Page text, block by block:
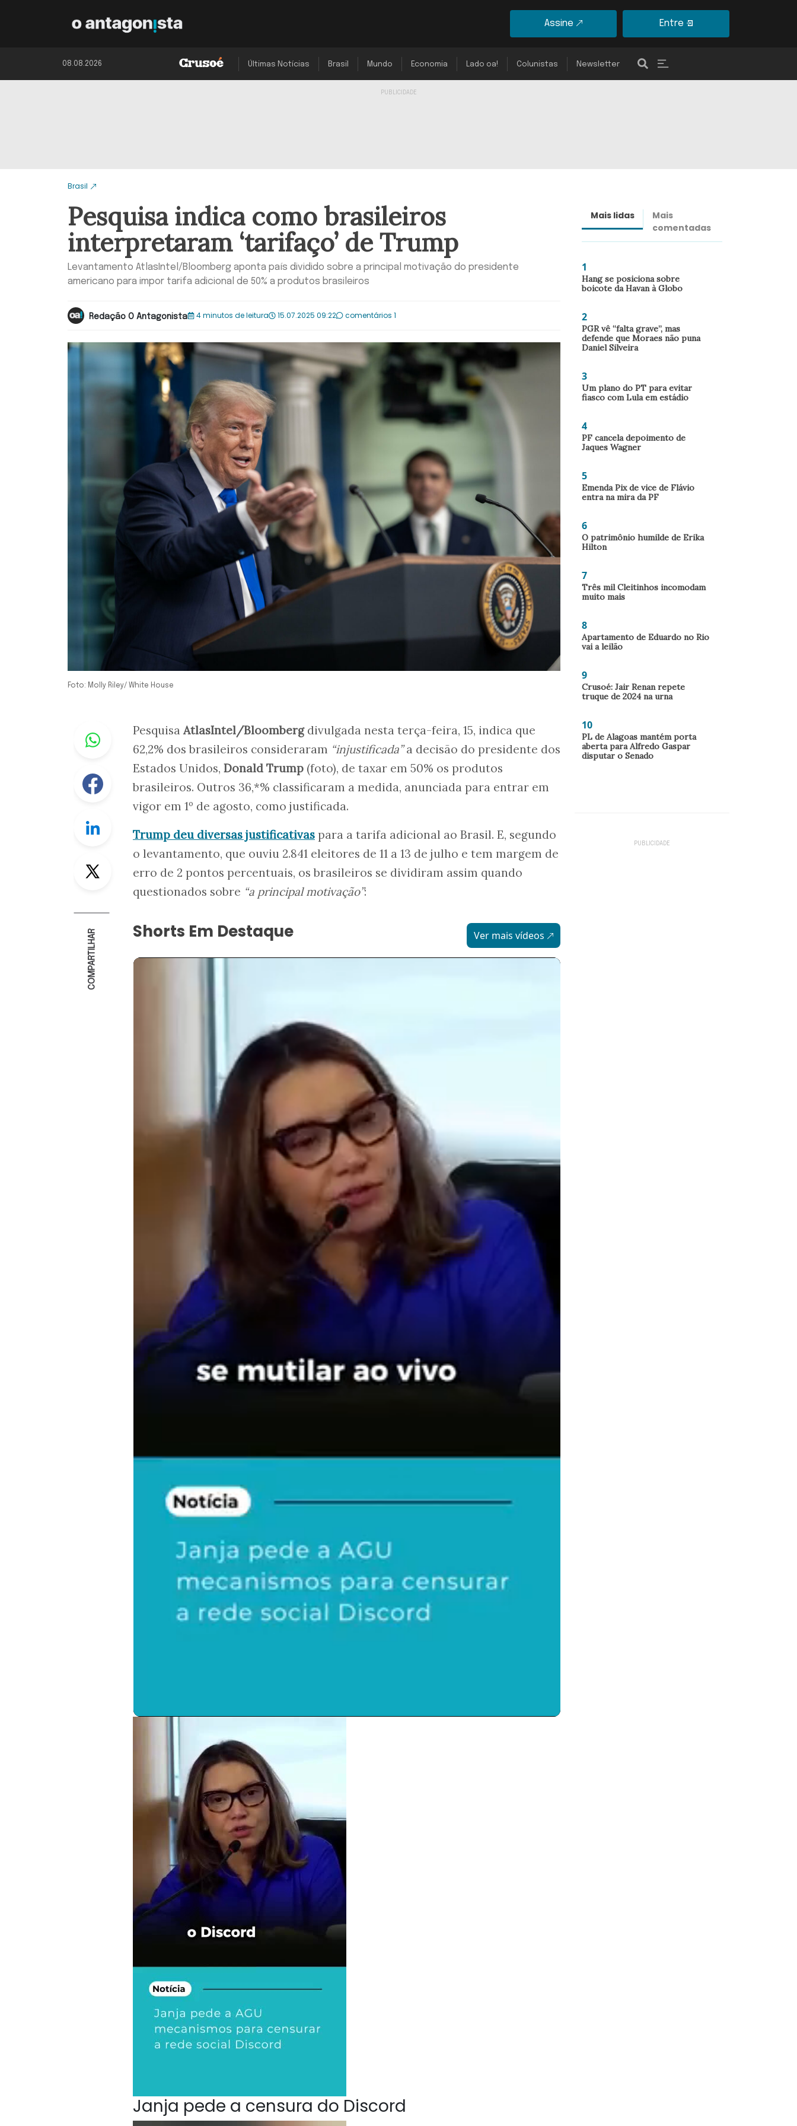
Assine Entre
08.08.2026 Últimas Notícias Brasil Mundo Economia Lado oa! Colunistas Newsletter
Brasil
Pesquisa indica como brasileiros
interpretaram ‘tarifaço’ de Trump
Levantamento AtlasIntel/Bloomberg aponta país dividido sobre a principal motivação do presidente
americano para impor tarifa adicional de 50% a produtos brasileiros
Redação O Antagonista 4 minutos de leitura 15.07.2025 09:22 comentários 1
Foto: Molly Riley/ White House
Whastapp
Facebook
Linkedin
Twitter
COMPARTILHAR
Pesquisa AtlasIntel/Bloombergdivulgada nesta terça-feira, 15, indica que
62,2% dos brasileiros consideraram “injustificada”a decisão do presidente dos
Estados Unidos, Donald Trump (foto), de taxar em 50% os produtos
brasileiros. Outros 36,*% classificaram a medida, anunciada para entrar em
vigor em 1º de agosto, como justificada.
Trump deu diversas justificativas para a tarifa adicional ao Brasil. E, segundo
o levantamento, que ouviu 2.841 eleitores de 11 a 13 de julho e tem margem de
erro de 2 pontos percentuais, os brasileiros se dividiram assim quando
questionados sobre “a principal motivação”:
Shorts Em Destaque Ver mais vídeos
Janja pede a censura do Discord
Mais lidas
Mais
comentadas
1
Hang se posiciona sobre
boicote da Havan à Globo
2
PGR vê “falta grave”, mas
defende que Moraes não puna
Daniel Silveira
3
Um plano do PT para evitar
fiasco com Lula em estádio
4
PF cancela depoimento de
Jaques Wagner
5
Emenda Pix de vice de Flávio
entra na mira da PF
6
O patrimônio humilde de Erika
Hilton
7
Três mil Cleitinhos incomodam
muito mais
8
Apartamento de Eduardo no Rio
vai a leilão
9
Crusoé: Jair Renan repete
truque de 2024 na urna
10
PL de Alagoas mantém porta
aberta para Alfredo Gaspar
disputar o Senado